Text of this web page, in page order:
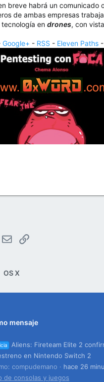
breve habrá un
de ambas empresas
en drones, con
Google+ - RSS - Eleven Paths -
EmailEnlace
OS X
mensaje
Aliens: Fireteam Elite 2
en Nintendo Switch 2
compudemano
hace 26
de consolas y juegos